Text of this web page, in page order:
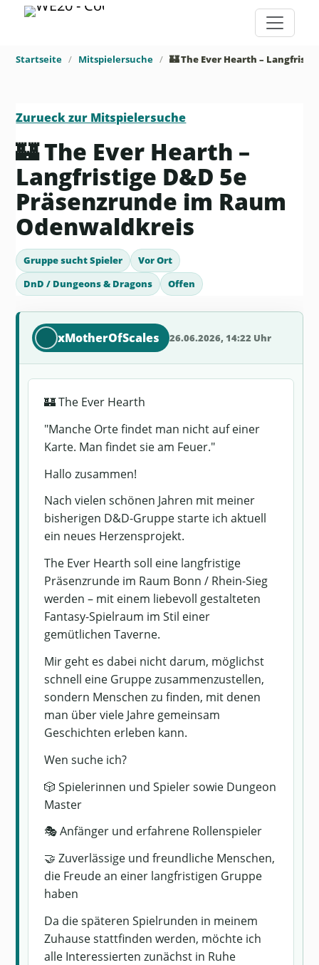
Startseite Mitspielersuche
Zurueck zur Mitspielersuche
🏰 The Ever Hearth –
Langfristige D&D 5e
Präsenzrunde im Raum
Odenwaldkreis
Gruppe sucht Spieler
Vor Ort
DnD / Dungeons & Dragons
Offen
xMotherOfScales 26.06.2026, 14:22 Uhr
🏰 The Ever Hearth
"Manche Orte findet man nicht auf einer
Karte. Man findet sie am Feuer."
Hallo zusammen!
Nach vielen schönen Jahren mit meiner
bisherigen D&D-Gruppe starte ich aktuell
ein neues Herzensprojekt.
The Ever Hearth soll eine langfristige
Präsenzrunde im Raum Bonn / Rhein-Sieg
werden – mit einem liebevoll gestalteten
Fantasy-Spielraum im Stil einer
gemütlichen Taverne.
Mir geht es dabei nicht darum, möglichst
schnell eine Gruppe zusammenzustellen,
sondern Menschen zu finden, mit denen
man über viele Jahre gemeinsam
Geschichten erleben kann.
Wen suche ich?
🎲 Spielerinnen und Spieler sowie Dungeon
Master
🎭 Anfänger und erfahrene Rollenspieler
🤝 Zuverlässige und freundliche Menschen,
die Freude an einer langfristigen Gruppe
haben
Da die späteren Spielrunden in meinem
Zuhause stattfinden werden, möchte ich
alle Interessierten zunächst in Ruhe